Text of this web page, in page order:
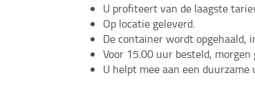
U profiteert van de laagste
Op locatie geleverd.
De container wordt opgehaald,
Voor 15.00 uur besteld, morgen
U helpt mee aan een duurzame